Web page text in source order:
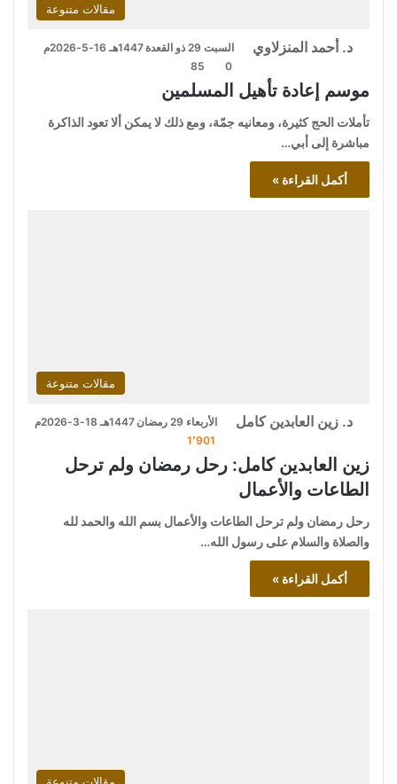
مقالات متنوعة
د. أحمد المنزلاوي
السبت 29 ذو القعدة 1447هـ 16-5-2026م
0
85
موسم إعادة تأهيل المسلمين
تأملات الحج كثيرة، ومعانيه جمّة، ومع ذلك لا يمكن ألا تعود الذاكرة
مباشرة إلى أبي…
أكمل القراءة »
مقالات متنوعة
د. زين العابدين كامل
الأربعاء 29 رمضان 1447هـ 18-3-2026م
1٬901
زين العابدين كامل: رحل رمضان ولم ترحل
الطاعات والأعمال
رحل رمضان ولم ترحل الطاعات والأعمال بسم الله والحمد لله
والصلاة والسلام على رسول الله…
أكمل القراءة »